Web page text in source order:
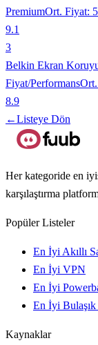
PremiumOrt. Fiyat:
9.1
3
Belkin Ekran
Fiyat/Performans
8.9
←Listeye Dön
Her kategoride en
karşılaştırma
Popüler Listeler
En İyi Akıllı
En İyi VPN
En İyi
En İyi
Kaynaklar